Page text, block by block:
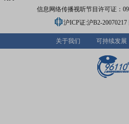
2026-05-20
信息网络传播视听节目许可证：
沪ICP证:沪B2-20070217
关于我们 可持续发展